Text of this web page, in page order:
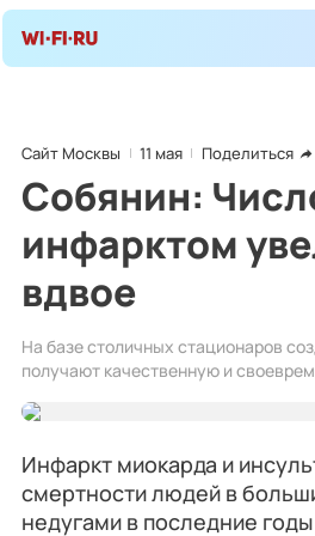
Сайт Москвы 11 мая Поделиться
Собянин:
инфарктом
вдвое
На базе столичных стационаров
получают качественную и
Инфаркт миокарда и
смертности людей в
недугами в последние